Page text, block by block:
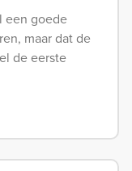
een goede
maar dat de
de eerste